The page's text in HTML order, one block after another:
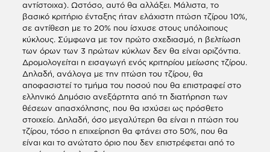
αντίστοιχα). Ωστόσο, αυτό θα αλλάξει. Μάλιστα, το
βασικό κριτήριο ένταξης ήταν ελάχιστη πτώση τζίρου 10%,
σε αντίθεση με το 20% που ίσχυσε στους υπόλοιπους
κύκλους. Σύμφωνα με τον πρώτο σχεδιασμό, η βελτίωση
των όρων των 3 πρώτων κύκλων δεν θα είναι οριζόντια.
Δρομολογείται η εισαγωγή ενός κριτηρίου μείωσης τζίρου.
Δηλαδή, ανάλογα με την πτώση του τζίρου, θα
αποφασιστεί το τμήμα του ποσού που θα επιστραφεί στο
ελληνικό Δημόσιο ανεξάρτητα από τη διατήρηση των
θέσεων απασχόλησης, που θα ισχύσει ως πρόσθετο
στοιχείο. Δηλαδή, όσο μεγαλύτερη θα είναι η πτώση του
τζίρου, τόσο η επιχείρηση θα φτάνει στο 50%, που θα
είναι και το ανώτατο όριο που δεν επιστρέφεται από το